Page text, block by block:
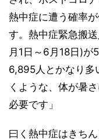
熱中症に遭う確率
す。熱中症緊急搬
月1日～6月18日)が
6,895人とかなり多
くような、体が暑
必要です」
曰く熱中症はきち